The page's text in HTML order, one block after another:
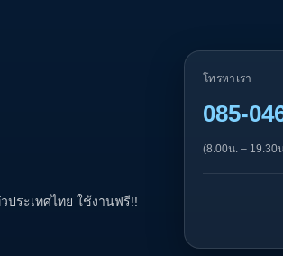
ประเทศไทย ใช้งานฟรี!!
โทรหาเรา
085-
(8.00น. – 19.30